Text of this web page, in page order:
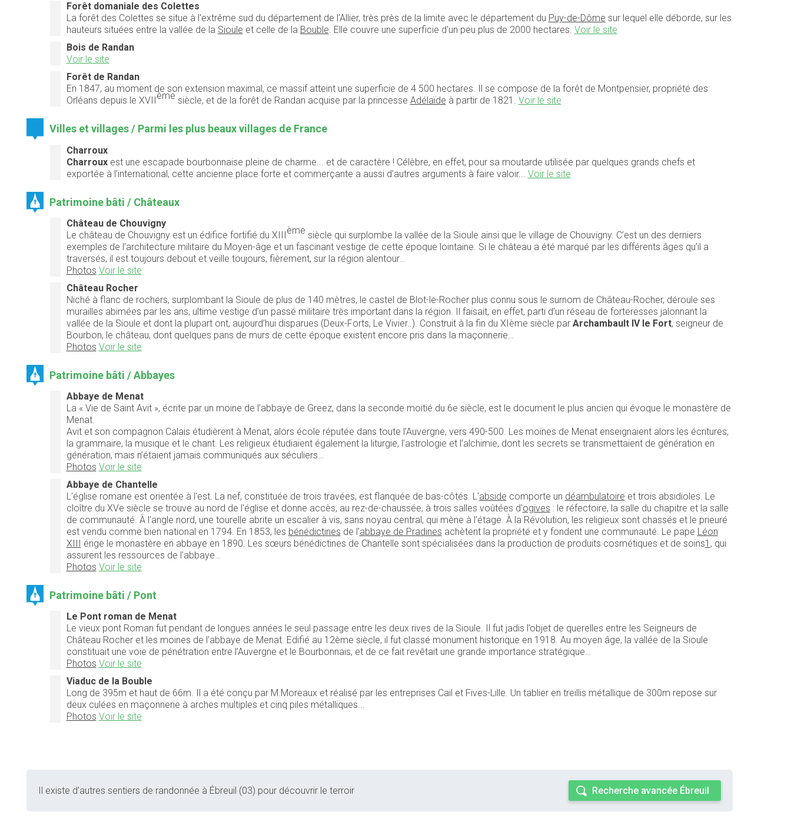
Forêt domaniale des Colettes
La forêt des Colettes se situe à l'extrême sud du département de l'Allier, très près de la limite avec le département du Puy-de-Dôme sur lequel elle déborde, sur les
hauteurs situées entre la vallée de la Sioule et celle de la Bouble. Elle couvre une superficie d'un peu plus de 2000 hectares. Voir le site
Bois de Randan
Voir le site
Forêt de Randan
En 1847, au moment de son extension maximal, ce massif atteint une superficie de 4 500 hectares. Il se compose de la forêt de Montpensier, propriété des
Orléans depuis le XVII ème siècle, et de la forêt de Randan acquise par la princesse Adélaïde à partir de 1821. Voir le site
Villes et villages / Parmi les plus beaux villages de France
Charroux
Charrouxest une escapade bourbonnaise pleine de charme... et de caractère ! Célèbre, en effet, pour sa moutarde utilisée par quelques grands chefs et
exportée à l’international, cette ancienne place forte et commerçante a aussi d’autres arguments à faire valoir... Voir le site
Patrimoine bâti / Châteaux
Château de Chouvigny
Le château de Chouvigny est un édifice fortifié du XIIIème siècle qui surplombe la vallée de la Sioule ainsi que le village de Chouvigny. C’est un des derniers
exemples de l’architecture militaire du Moyen-âge et un fascinant vestige de cette époque lointaine. Si le château a été marqué par les différents âges qu’il a
traversés, il est toujours debout et veille toujours, fièrement, sur la région alentour…
Photos Voir le site
Château Rocher
Niché à flanc de rochers, surplombant la Sioule de plus de 140 mètres, le castel de Blot-le-Rocher plus connu sous le surnom de Château-Rocher, déroule ses
murailles abimées par les ans, ultime vestige d’un passé militaire très important dans la région. Il faisait, en effet, parti d’un réseau de forteresses jalonnant la
vallée de la Sioule et dont la plupart ont, aujourd’hui disparues (Deux-Forts, Le Vivier..). Construit à la fin du XIème siècle parArchambault IV le Fort, seigneur de
Bourbon, le château, dont quelques pans de murs de cette époque existent encore pris dans la maçonnerie…
Photos Voir le site
Patrimoine bâti / Abbayes
Abbaye de Menat
La « Vie de Saint Avit », écrite par un moine de l’abbaye de Greez, dans la seconde moitié du 6e siècle, est le document le plus ancien qui évoque le monastère de
Menat.
Avit et son compagnon Calais étudièrent à Menat, alors école réputée dans toute l’Auvergne, vers 490-500. Les moines de Menat enseignaient alors les écritures,
la grammaire, la musique et le chant. Les religieux étudiaient également la liturgie, l’astrologie et l’alchimie, dont les secrets se transmettaient de génération en
génération, mais n’étaient jamais communiqués aux séculiers…
Photos Voir le site
Abbaye de Chantelle
L'église romane est orientée à l'est. La nef, constituée de trois travées, est flanquée de bas-côtés. L'abside comporte un déambulatoire et trois absidioles. Le
cloître du XVe siècle se trouve au nord de l'église et donne accès, au rez-de-chaussée, à trois salles voûtées d'ogives : le réfectoire, la salle du chapitre et la salle
de communauté. À l'angle nord, une tourelle abrite un escalier à vis, sans noyau central, qui mène à l'étage. À la Révolution, les religieux sont chassés et le prieuré
est vendu comme bien national en 1794. En 1853, les bénédictines de l'abbaye de Pradines achètent la propriété et y fondent une communauté. Le pape Léon
XIII érige le monastère en abbaye en 1890. Les sœurs bénédictines de Chantelle sont spécialisées dans la production de produits cosmétiques et de soins1 , qui
assurent les ressources de l'abbaye…
Photos Voir le site
Patrimoine bâti / Pont
Le Pont roman de Menat
Le vieux pont Roman fut pendant de longues années le seul passage entre les deux rives de la Sioule. Il fut jadis l’objet de querelles entre les Seigneurs de
Château Rocher et les moines de l’abbaye de Menat. Edifié au 12ème siècle, il fut classé monument historique en 1918. Au moyen âge, la vallée de la Sioule
constituait une voie de pénétration entre l’Auvergne et le Bourbonnais, et de ce fait revêtait une grande importance stratégique…
Photos Voir le site
Viaduc de la Bouble
Long de 395m et haut de 66m. Il a été conçu par M.Moreaux et réalisé par les entreprises Cail et Fives-Lille. Un tablier en treillis métallique de 300m repose sur
deux culées en maçonnerie à arches multiples et cinq piles métalliques...
Photos Voir le site
Il existe d'autres sentiers de randonnée à Ébreuil (03) pour découvrir le terroir Recherche avancée Ébreuil